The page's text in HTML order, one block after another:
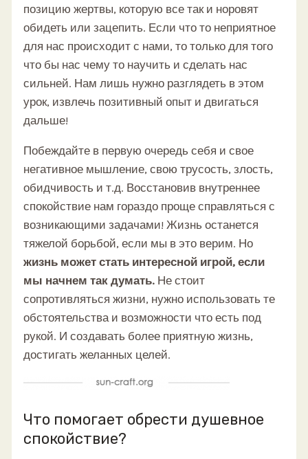
позицию жертвы, которую все так и норовят
обидеть или зацепить. Если что то неприятное
для нас происходит с нами, то только для того
что бы нас чему то научить и сделать нас
сильней. Нам лишь нужно разглядеть в этом
урок, извлечь позитивный опыт и двигаться
дальше!
Побеждайте в первую очередь себя и свое
негативное мышление, свою трусость, злость,
обидчивость и т.д. Восстановив внутреннее
спокойствие нам гораздо проще справляться с
возникающими задачами! Жизнь останется
тяжелой борьбой, если мы в это верим. Но
жизнь может стать интересной игрой, если
мы начнем так думать. Не стоит
сопротивляться жизни, нужно использовать те
обстоятельства и возможности что есть под
рукой. И создавать более приятную жизнь,
достигать желанных целей.
Что помогает обрести душевное
спокойствие?